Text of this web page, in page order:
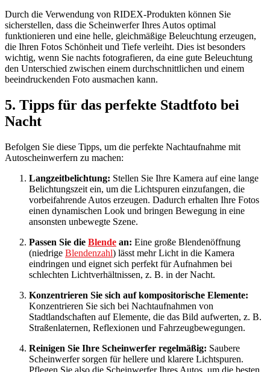
Durch die Verwendung von RIDEX-Produkten können Sie
sicherstellen, dass die Scheinwerfer Ihres Autos optimal
funktionieren und eine helle, gleichmäßige Beleuchtung erzeugen,
die Ihren Fotos Schönheit und Tiefe verleiht. Dies ist besonders
wichtig, wenn Sie nachts fotografieren, da eine gute Beleuchtung
den Unterschied zwischen einem durchschnittlichen und einem
beeindruckenden Foto ausmachen kann.
5. Tipps für das perfekte Stadtfoto bei
Nacht
Befolgen Sie diese Tipps, um die perfekte Nachtaufnahme mit
Autoscheinwerfern zu machen:
Langzeitbelichtung: Stellen Sie Ihre Kamera auf eine lange
Belichtungszeit ein, um die Lichtspuren einzufangen, die
vorbeifahrende Autos erzeugen. Dadurch erhalten Ihre Fotos
einen dynamischen Look und bringen Bewegung in eine
ansonsten unbewegte Szene.
Passen Sie die Blende an: Eine große Blendenöffnung
(niedrige Blendenzahl) lässt mehr Licht in die Kamera
eindringen und eignet sich perfekt für Aufnahmen bei
schlechten Lichtverhältnissen, z. B. in der Nacht.
Konzentrieren Sie sich auf kompositorische Elemente:
Konzentrieren Sie sich bei Nachtaufnahmen von
Stadtlandschaften auf Elemente, die das Bild aufwerten, z. B.
Straßenlaternen, Reflexionen und Fahrzeugbewegungen.
Reinigen Sie Ihre Scheinwerfer regelmäßig: Saubere
Scheinwerfer sorgen für hellere und klarere Lichtspuren.
Pflegen Sie also die Scheinwerfer Ihres Autos, um die besten